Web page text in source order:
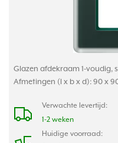
Glazen afdekraam 1-voudig,
Afmetingen (l x b x d): 90 x
Verwachte levertijd:
1-2 weken
Huidige voorraad: